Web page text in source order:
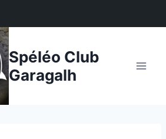
Spéléo Club
Garagalh